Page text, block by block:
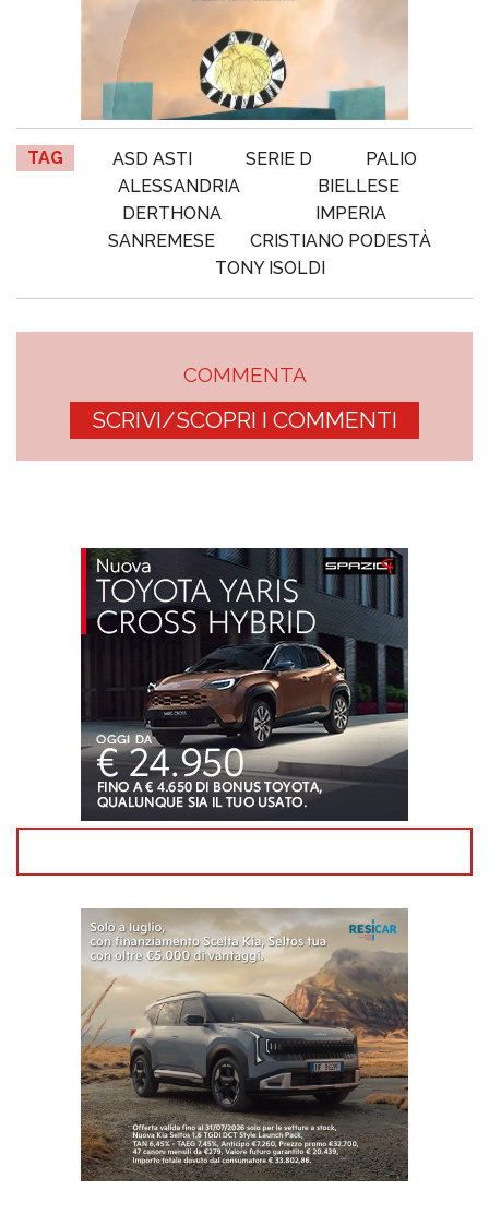
TAG ASD ASTI SERIE D
PALIO
ALESSANDRIA
BIELLESE
DERTHONA
IMPERIA
SANREMESE
CRISTIANO PODESTÀ
TONY ISOLDI
COMMENTA
SCRIVI/SCOPRI I COMMENTI